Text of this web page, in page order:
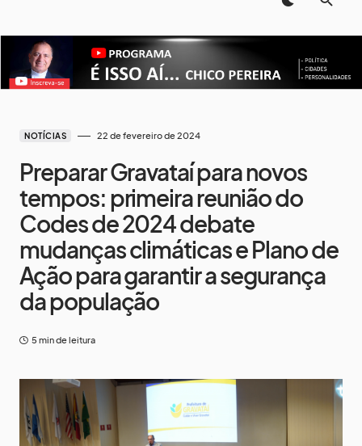
NOTÍCIAS 22 de fevereiro de 2024
Preparar Gravataí para novos
tempos: primeira reunião do
Codes de 2024 debate
mudanças climáticas e Plano de
Ação para garantir a segurança
da população
5 min de leitura